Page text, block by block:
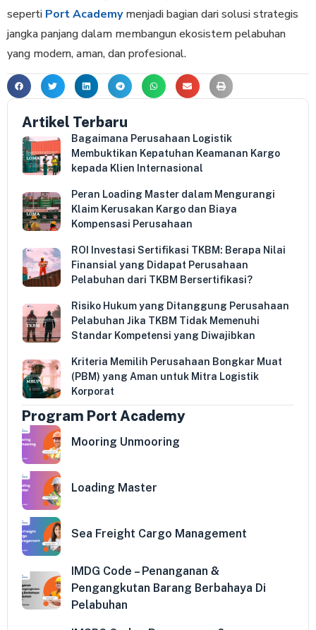
seperti Port Academymenjadi bagian dari solusi strategis
jangka panjang dalam membangun ekosistem pelabuhan
yang modern, aman, dan profesional.
Artikel Terbaru
Bagaimana Perusahaan Logistik
Membuktikan Kepatuhan Keamanan Kargo
kepada Klien Internasional
Peran Loading Master dalam Mengurangi
Klaim Kerusakan Kargo dan Biaya
Kompensasi Perusahaan
ROI Investasi Sertifikasi TKBM: Berapa Nilai
Finansial yang Didapat Perusahaan
Pelabuhan dari TKBM Bersertifikasi?
Risiko Hukum yang Ditanggung Perusahaan
Pelabuhan Jika TKBM Tidak Memenuhi
Standar Kompetensi yang Diwajibkan
Kriteria Memilih Perusahaan Bongkar Muat
(PBM) yang Aman untuk Mitra Logistik
Korporat
Program Port Academy
Mooring Unmooring
Loading Master
Sea Freight Cargo Management
IMDG Code – Penanganan &
Pengangkutan Barang Berbahaya Di
Pelabuhan